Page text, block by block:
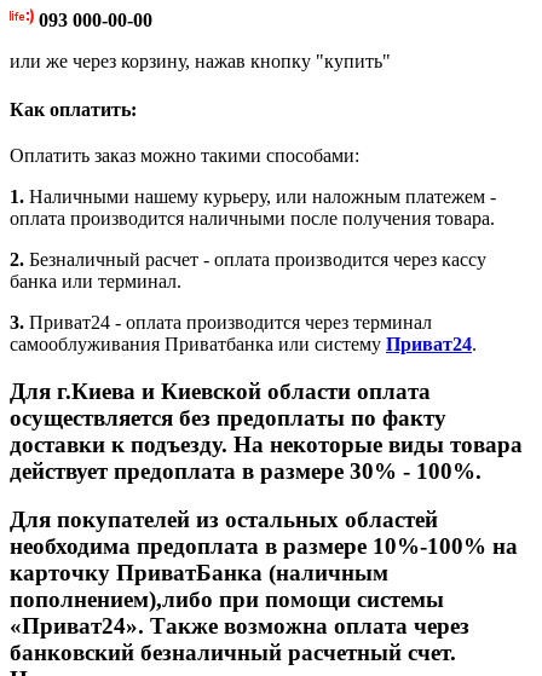
093 000-00-00
или же через корзину, нажав кнопку "купить"
Как оплатить:
Оплатить заказ можно такими способами:
1. Наличными нашему курьеру, или наложным платежем -
оплата производится наличными после получения товара.
2. Безналичный расчет - оплата производится через кассу
банка или терминал.
3. Приват24 - оплата производится через терминал
самооблуживания Приватбанка или систему Приват24.
Для г.Киева и Киевской области оплата
осуществляется без предоплаты по факту
доставки к подъезду. На некоторые виды товара
действует предоплата в размере 30% - 100%.
Для покупателей из остальных областей
необходима предоплата в размере 10%-100% на
карточку ПриватБанка (наличным
пополнением),либо при помощи системы
«Приват24». Также возможна оплата через
банковский безналичный расчетный счет.